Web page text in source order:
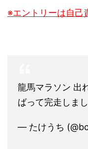
※エントリーは自己
龍馬マラソン 出
ばって完走しまし
— たけうち